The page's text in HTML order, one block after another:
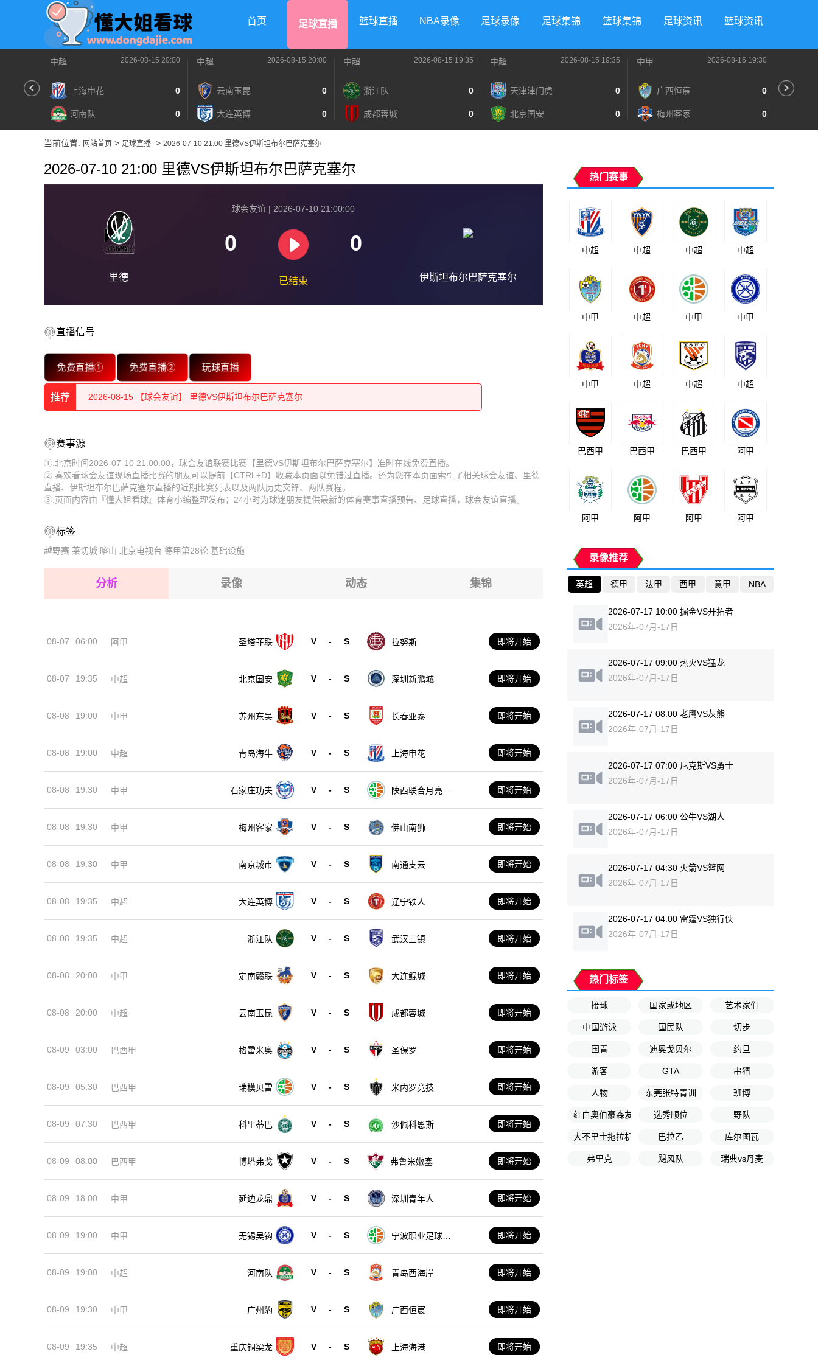
首页 足球直播 篮球直播 NBA录像 足球录像 足球集锦 篮球集锦 足球资讯 篮球资讯
中超 2026-08-15 20:00
上海申花 0
河南队 0
中超 2026-08-15 20:00
云南玉昆 0
大连英博 0
中超 2026-08-15 19:35
浙江队 0
成都蓉城 0
中超 2026-08-15 19:35
天津津门虎 0
北京国安 0
中甲 2026-08-15 19:30
广西恒宸 0
梅州客家 0
当前位置: 网站首页 > 足球直播 > 2026-07-10 21:00 里德VS伊斯坦布尔巴萨克塞尔
2026-07-10 21:00 里德VS伊斯坦布尔巴萨克塞尔
里德
球会友谊 | 2026-07-10 21:00:00
0 0
已结束 伊斯坦布尔巴萨克塞尔
直播信号
免费直播① 免费直播② 玩球直播
推荐
2026-08-15 【球会友谊】 里德VS伊斯坦布尔巴萨克塞尔
2026-08-15 【球会友谊】 里德VS伊斯坦布尔巴萨克塞尔
2026-08-15 【球会友谊】 里德VS伊斯坦布尔巴萨克塞尔
2026-08-15 【球会友谊】 里德VS伊斯坦布尔巴萨克塞尔
2026-08-15 【球会友谊】 里德VS伊斯坦布尔巴萨克塞尔
2026-08-15 【球会友谊】 里德VS伊斯坦布尔巴萨克塞尔
2026-08-15 【球会友谊】 里德VS伊斯坦布尔巴萨克塞尔
2026-08-15 【球会友谊】 里德VS伊斯坦布尔巴萨克塞尔
2026-08-15 【球会友谊】 里德VS伊斯坦布尔巴萨克塞尔
2026-08-15 【球会友谊】 里德VS伊斯坦布尔巴萨克塞尔
2026-08-15 【球会友谊】 里德VS伊斯坦布尔巴萨克塞尔
2026-08-14 【球会友谊】 里德VS伊斯坦布尔巴萨克塞尔
赛事源
①.北京时间2026-07-10 21:00:00，球会友谊联赛比赛【里德VS伊斯坦布尔巴萨克塞尔】准时在线免费直播。
②.喜欢看球会友谊现场直播比赛的朋友可以提前【CTRL+D】收藏本页面以免错过直播。还为您在本页面索引了相关球会友谊、里德
直播、伊斯坦布尔巴萨克塞尔直播的近期比赛列表以及两队历史交锋、两队赛程。
③.页面内容由『懂大姐看球』体育小编整理发布；24小时为球迷朋友提供最新的体育赛事直播预告、足球直播，球会友谊直播。
标签
越野赛 莱切城 喀山 北京电视台 德甲第28轮 基础设施
分析 录像 动态 集锦
08-07 06:00 阿甲 圣塔菲联 V - S 拉努斯 即将开始
08-07 19:35 中超 北京国安 V - S 深圳新鹏城 即将开始
08-08 19:00 中甲 苏州东吴 V - S 长春亚泰 即将开始
08-08 19:00 中超 青岛海牛 V - S 上海申花 即将开始
08-08 19:30 中甲 石家庄功夫 V - S
陕西联合月亮泊
即将开始
08-08 19:30 中甲 梅州客家 V - S 佛山南狮 即将开始
08-08 19:30 中甲 南京城市 V - S 南通支云 即将开始
08-08 19:35 中超 大连英博 V - S 辽宁铁人 即将开始
08-08 19:35 中超 浙江队 V - S 武汉三镇 即将开始
08-08 20:00 中甲 定南赣联 V - S 大连鲲城 即将开始
08-08 20:00 中超 云南玉昆 V - S 成都蓉城 即将开始
08-09 03:00 巴西甲 格雷米奥 V - S 圣保罗 即将开始
08-09 05:30 巴西甲 瑞模贝雷 V - S 米内罗竞技 即将开始
08-09 07:30 巴西甲 科里蒂巴 V - S 沙佩科恩斯 即将开始
08-09 08:00 巴西甲 博塔弗戈 V - S 弗鲁米嫩塞 即将开始
08-09 18:00 中甲 延边龙鼎 V - S 深圳青年人 即将开始
08-09 19:00 中甲 无锡吴钩 V - S
宁波职业足球俱
即将开始
08-09 19:00 中超 河南队 V - S 青岛西海岸 即将开始
08-09 19:30 中甲 广州豹 V - S 广西恒宸 即将开始
08-09 19:35 中超 重庆铜梁龙 V - S 上海海港 即将开始
热门赛事
中超 中超 中超 中超
中甲 中超 中甲 中甲
中甲 中超 中超 中超
巴西甲 巴西甲 巴西甲 阿甲
阿甲 阿甲 阿甲 阿甲
录像推荐
英超 德甲 法甲 西甲 意甲 NBA
2026-07-17 10:00 掘金VS开拓者
2026年-07月-17日
2026-07-17 09:00 热火VS猛龙
2026年-07月-17日
2026-07-17 08:00 老鹰VS灰熊
2026年-07月-17日
2026-07-17 07:00 尼克斯VS勇士
2026年-07月-17日
2026-07-17 06:00 公牛VS湖人
2026年-07月-17日
2026-07-17 04:30 火箭VS篮网
2026年-07月-17日
2026-07-17 04:00 雷霆VS独行侠
2026年-07月-17日
热门标签
接球 国家或地区 艺术家们
中国游泳 国民队 切步
国青 迪奥戈贝尔 约旦
游客 GTA 串猜
人物 东莞张特青训 班博
红白奥伯豪森友谊赛 选秀顺位 野队
大不里士拖拉机 巴拉乙 库尔图瓦
弗里克 飓风队 瑞典vs丹麦